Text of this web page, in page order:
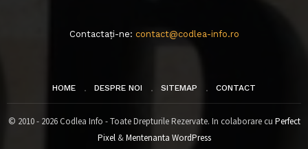
Contactați-ne: contact@codlea-info.ro
HOME DESPRE NOI SITEMAP CONTACT
© 2010 - 2026 Codlea Info - Toate Drepturile Rezervate. In colaborare cu Perfect
Pixel&Mentenanta WordPress